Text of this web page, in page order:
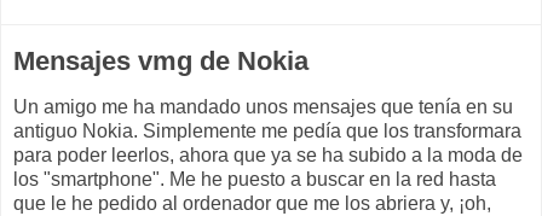
Mensajes vmg de Nokia
Un amigo me ha mandado unos mensajes que tenía en su
antiguo Nokia. Simplemente me pedía que los transformara
para poder leerlos, ahora que ya se ha subido a la moda de
los "smartphone". Me he puesto a buscar en la red hasta
que le he pedido al ordenador que me los abriera y, ¡oh,